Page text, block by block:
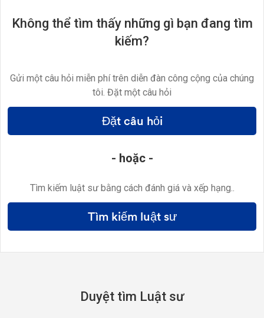
Không thể tìm thấy những gì bạn đang tìm
kiếm?
Gửi một câu hỏi miễn phí trên diễn đàn công cộng của chúng
tôi. Đặt một câu hỏi
Đặt câu hỏi
- hoặc -
Tìm kiếm luật sư bằng cách đánh giá và xếp hạng..
Tìm kiếm luật sư
Duyệt tìm Luật sư